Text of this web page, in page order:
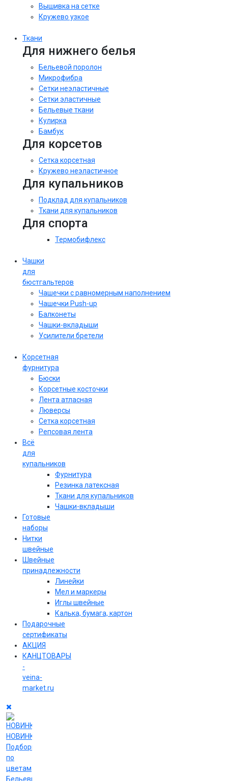
Вышивка на сетке
Кружево узкое
Ткани
Для нижнего белья
Бельевой поролон
Микрофибра
Сетки неэластичные
Сетки эластичные
Бельевые ткани
Кулирка
Бамбук
Для корсетов
Сетка корсетная
Кружево неэластичное
Для купальников
Подклад для купальников
Ткани для купальников
Для спорта
Термобифлекс
Чашки
для
бюстгальтеров
Чашечки с равномерным наполнением
Чашечки Push-up
Балконеты
Чашки-вкладыши
Усилители бретели
Корсетная
фурнитура
Бюски
Корсетные косточки
Лента атласная
Люверсы
Сетка корсетная
Репсовая лента
Всё
для
купальников
Фурнитура
Резинка латексная
Ткани для купальников
Чашки-вкладыши
Готовые
наборы
Нитки
швейные
Швейные
принадлежности
Линейки
Мел и маркеры
Иглы швейные
Калька, бумага, картон
Подарочные
сертификаты
АКЦИЯ
КАНЦТОВАРЫ
-
veina-
market.ru
НОВИНКИ
Подборки
по
цветам
Бельевые